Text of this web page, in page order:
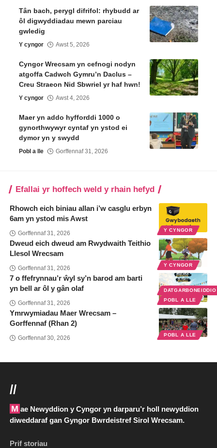
Tân bach, perygl difrifol: rhybudd ar
ôl digwyddiadau mewn parciau
gwledig
Y cyngor Awst 5, 2026
Cyngor Wrecsam yn cefnogi nodyn
atgoffa Cadwch Gymru’n Daclus –
Creu Straeon Nid Sbwriel yr haf hwn!
Y cyngor Awst 4, 2026
Maer yn addo hyfforddi 1000 o
gynorthwywyr cyntaf yn ystod ei
dymor yn y swydd
Pobl a lle Gorffennaf 31, 2026
Efallai yr hoffech weld y rhain hefyd
Y CYNGOR
Rhowch eich biniau allan i’w casglu erbyn
6am yn ystod mis Awst
Gorffennaf 31, 2026
Y CYNGOR
Dweud eich dweud am Rwydwaith Teithio
Llesol Wrecsam
Gorffennaf 31, 2026
POBL A LLE
7 o ffefrynnau’r ŵyl sy’n barod am barti
yn bell ar ôl y gân olaf
Gorffennaf 31, 2026
POBL A LLE
Ymrwymiadau Maer Wrecsam –
Gorffennaf (Rhan 2)
Gorffennaf 30, 2026
//
Mae Newyddion y Cyngor yn darparu’r holl newyddion
diweddaraf gan Gyngor Bwrdeistref Sirol Wrecsam.
Prif storiau